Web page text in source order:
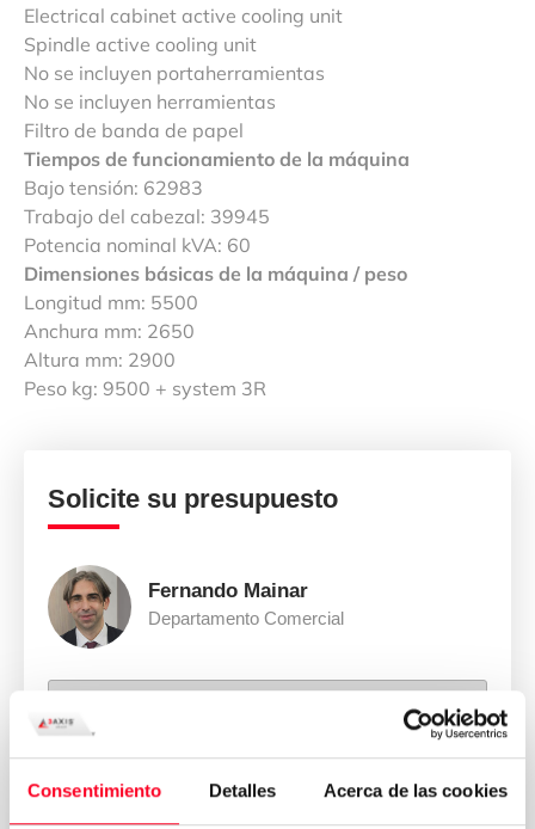
Consentimiento Detalles Acerca de las cookies
Electrical cabinet active cooling unit
Spindle active cooling unit
No se incluyen portaherramientas
No se incluyen herramientas
Filtro de banda de papel
Tiempos de funcionamiento de la máquina
Bajo tensión: 62983
Trabajo del cabezal: 39945
Potencia nominal kVA: 60
Dimensiones básicas de la máquina / peso
Longitud mm: 5500
Anchura mm: 2650
Altura mm: 2900
Peso kg: 9500 + system 3R
Solicite su presupuesto
Fernando Mainar
Departamento Comercial